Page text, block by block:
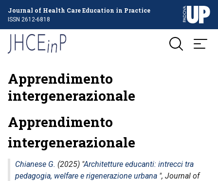
Journal of Health Care Education in Practice
ISSN 2612-6818
Apprendimento
intergenerazionale
Apprendimento
intergenerazionale
Chianese G. (2025) "Architetture educanti: intrecci tra
pedagogia, welfare e rigenerazione urbana ", Journal of